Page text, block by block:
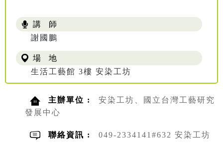
講 師
謝國鵬
場 地
生活工藝館 3樓 安染工坊
主辦單位 :
安染工坊、國立台灣工藝研究
發展中心
聯絡資訊 : 049-2334141#632 安染工坊